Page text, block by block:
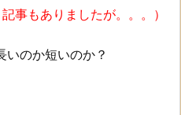
事もありましたが。。。）
いのか短いのか？